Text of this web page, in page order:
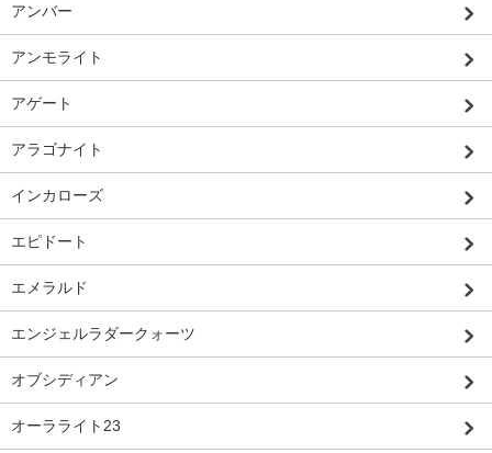
アンバー
アンモライト
アゲート
アラゴナイト
インカローズ
エピドート
エメラルド
エンジェルラダークォーツ
オブシディアン
オーラライト23